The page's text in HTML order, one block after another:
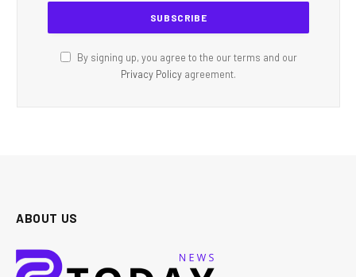
By signing up, you agree to the our terms and our
Privacy Policy agreement.
ABOUT US